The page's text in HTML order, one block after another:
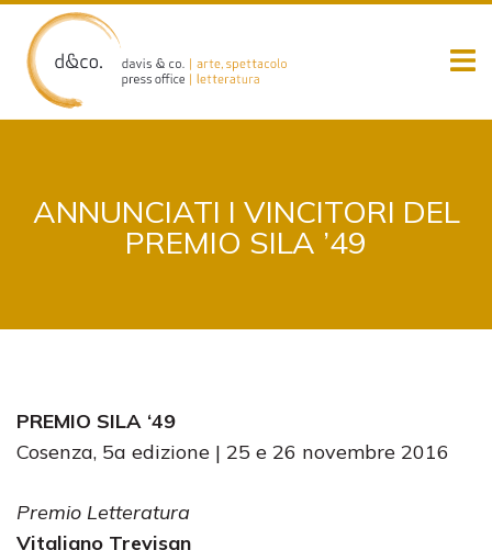
content
ANNUNCIATI I VINCITORI DEL
PREMIO SILA ’49
PREMIO SILA ‘49
Cosenza, 5a edizione | 25 e 26 novembre 2016
Premio Letteratura
Vitaliano Trevisan